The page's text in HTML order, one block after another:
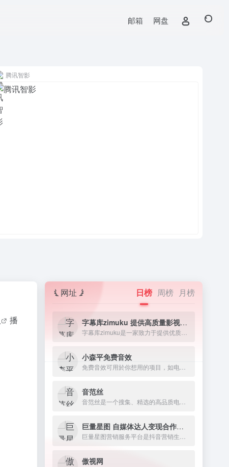
邮箱 网盘
腾讯智影
播
网址 日榜 周榜 月榜
字幕库zimuku 提供高质量影视字幕下载网站
小森平免费音效
音范丝
巨量星图 自媒体达人变现合作平台
傲视网